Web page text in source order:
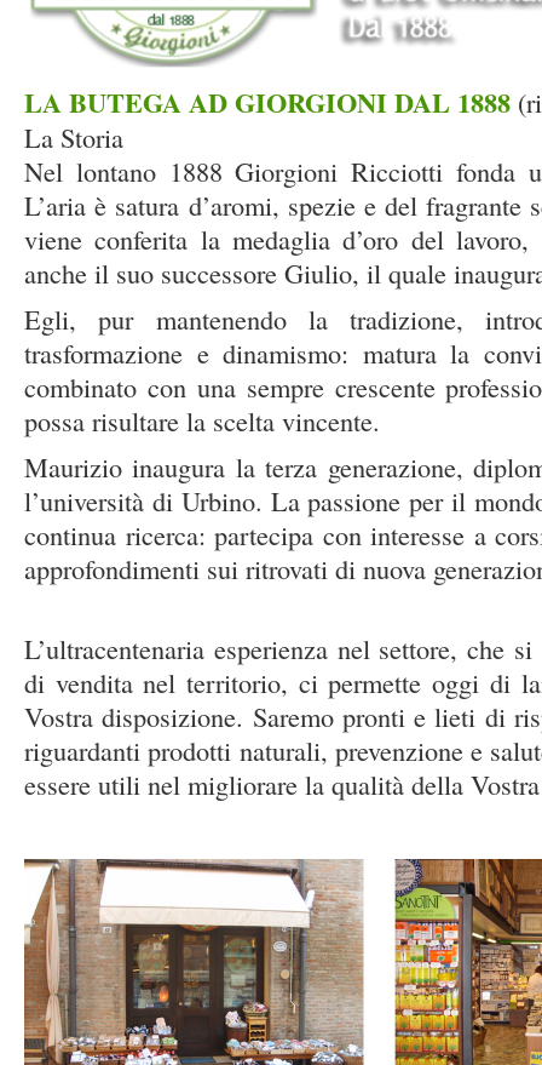
LA BUTEGA AD GIORGIONI DAL 1888
La Storia
Nel lontano 1888 Giorgioni Ricciotti fonda
L’aria è satura d’aromi, spezie e del
viene conferita la medaglia d’oro del
anche il suo successore Giulio, il quale
Egli, pur mantenendo la tradizione,
trasformazione e dinamismo: matura la
combinato con una sempre crescente
possa risultare la scelta vincente.
Maurizio inaugura la terza generazione,
l’università di Urbino. La passione per il
continua ricerca: partecipa con interesse a
approfondimenti sui ritrovati di nuova
L’ultracentenaria esperienza nel settore, che
di vendita nel territorio, ci permette oggi di
Vostra disposizione. Saremo pronti e lieti di
riguardanti prodotti naturali, prevenzione e
essere utili nel migliorare la qualità della